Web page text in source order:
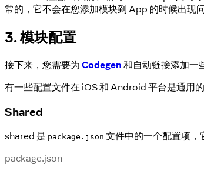
常的，它不会在您添加模块到 App 的时候出现
3. 模块配置
接下来，您需要为 Codegen 和自动链接添加一
有一些配置文件在 iOS 和 Android 平台是通用
Shared
shared 是 package.json 文件中的一个配置项，
package.json